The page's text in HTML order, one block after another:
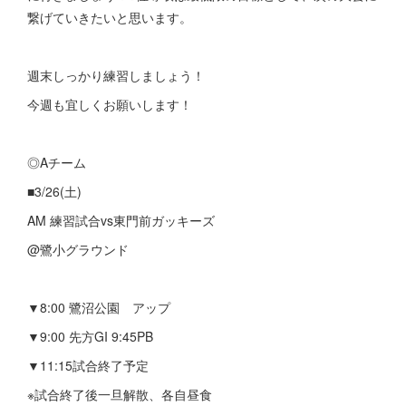
繋げていきたいと思います。
週末しっかり練習しましょう！
今週も宜しくお願いします！
◎Aチーム
■3/26(土)
AM 練習試合vs東門前ガッキーズ
@鷺小グラウンド
▼8:00 鷺沼公園 アップ
▼9:00 先方GI 9:45PB
▼11:15試合終了予定
※試合終了後一旦解散、各自昼食